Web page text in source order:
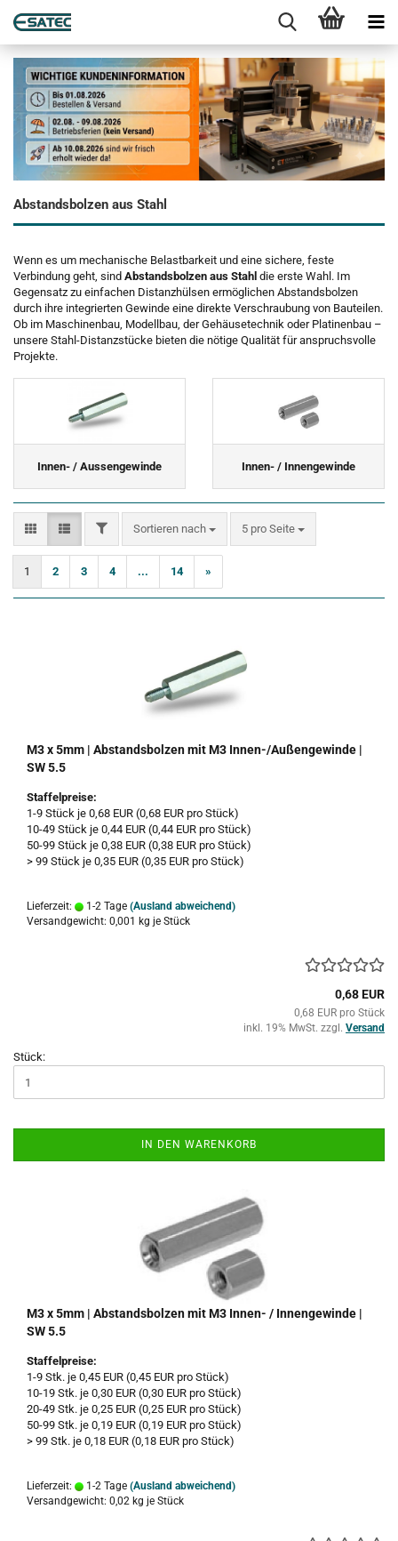
Abstandsbolzen aus Stahl
Wenn es um mechanische Belastbarkeit und eine sichere, feste
Verbindung geht, sind Abstandsbolzen aus Stahl die erste Wahl. Im
Gegensatz zu einfachen Distanzhülsen ermöglichen Abstandsbolzen
durch ihre integrierten Gewinde eine direkte Verschraubung von Bauteilen.
Ob im Maschinenbau, Modellbau, der Gehäusetechnik oder Platinenbau –
unsere Stahl-Distanzstücke bieten die nötige Qualität für anspruchsvolle
Projekte.
Innen- / Aussengewinde Innen- / Innengewinde
FILTERSortieren nach
Sortieren nach 5 pro Seite
pro Seite
1 2 3 4 ... 14 »
M3 x 5mm | Abstandsbolzen mit M3 Innen-/Außengewinde |
SW 5.5
Staffelpreise:
1-9 Stück je 0,68 EUR (0,68 EUR pro Stück)
10-49 Stück je 0,44 EUR (0,44 EUR pro Stück)
50-99 Stück je 0,38 EUR (0,38 EUR pro Stück)
> 99 Stück je 0,35 EUR (0,35 EUR pro Stück)
Lieferzeit: 1-2 Tage (Ausland abweichend)
Versandgewicht: 0,001 kg je Stück
0,68 EUR
0,68 EUR pro Stück
inkl. 19% MwSt. zzgl. Versand
Stück:
IN DEN WARENKORB
M3 x 5mm | Abstandsbolzen mit M3 Innen- / Innengewinde |
SW 5.5
Staffelpreise:
1-9 Stk. je 0,45 EUR (0,45 EUR pro Stück)
10-19 Stk. je 0,30 EUR (0,30 EUR pro Stück)
20-49 Stk. je 0,25 EUR (0,25 EUR pro Stück)
50-99 Stk. je 0,19 EUR (0,19 EUR pro Stück)
> 99 Stk. je 0,18 EUR (0,18 EUR pro Stück)
Lieferzeit: 1-2 Tage (Ausland abweichend)
Versandgewicht: 0,02 kg je Stück